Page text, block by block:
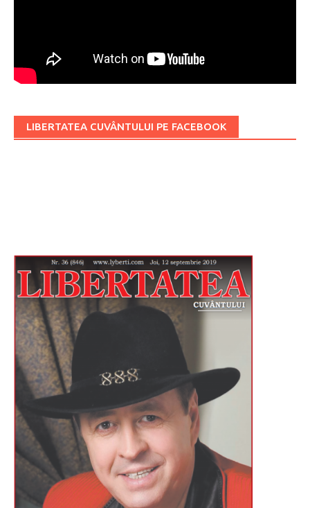
LIBERTATEA CUVÂNTULUI PE FACEBOOK